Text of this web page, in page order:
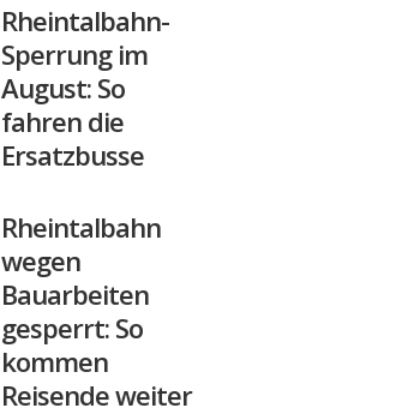
Rheintalbahn-
Sperrung im
August: So
fahren die
Ersatzbusse
Rheintalbahn
wegen
Bauarbeiten
gesperrt: So
kommen
Reisende weiter